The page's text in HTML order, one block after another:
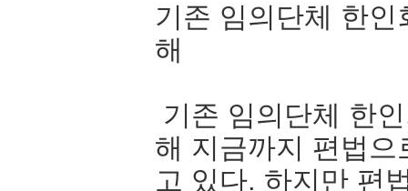
기존 임의단체 한
해
기존 임의단체 한
해 지금까지 편법
고 있다. 하지만 편